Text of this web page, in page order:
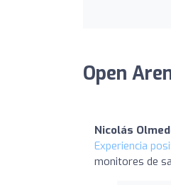
Open
Nicolás
Experiencia
monitores de